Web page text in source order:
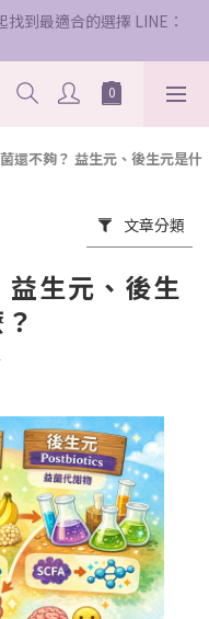
到最適合的選擇 LINE：
還不夠？ 益生元、後生元是什
文章分類
生元、後生